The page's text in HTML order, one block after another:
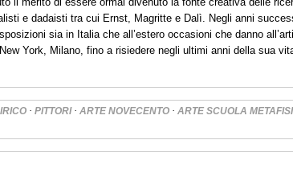
e dadaisti tra cui Ernst, Magritte e Dalì. Negli anni
sia in Italia che all’estero occasioni che danno
York, Milano, fino a risiedere negli ultimi anni della sua
· PITTORI· ARTE NOVECENTO · ARTE SCUOLA